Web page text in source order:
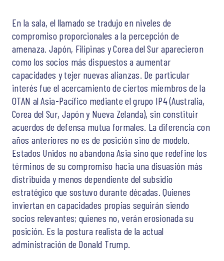
En la sala, el llamado se tradujo en niveles de
compromiso proporcionales a la percepción de
amenaza. Japón, Filipinas y Corea del Sur aparecieron
como los socios más dispuestos a aumentar
capacidades y tejer nuevas alianzas. De particular
interés fue el acercamiento de ciertos miembros de la
OTAN al Asia-Pacífico mediante el grupo IP4 (Australia,
Corea del Sur, Japón y Nueva Zelanda), sin constituir
acuerdos de defensa mutua formales. La diferencia con
años anteriores no es de posición sino de modelo.
Estados Unidos no abandona Asia sino que redefine los
términos de su compromiso hacia una disuasión más
distribuida y menos dependiente del subsidio
estratégico que sostuvo durante décadas. Quienes
inviertan en capacidades propias seguirán siendo
socios relevantes; quienes no, verán erosionada su
posición. Es la postura realista de la actual
administración de Donald Trump.